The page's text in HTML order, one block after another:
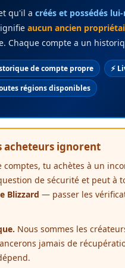
qu'il a créés et possédés
aucun ancien
Chaque compte a un
de compte propre
⚡
régions disponibles
acheteurs ignorent
tu achètes à un
de sécurité et peut à
Blizzard — passer les
Nous sommes les
jamais de